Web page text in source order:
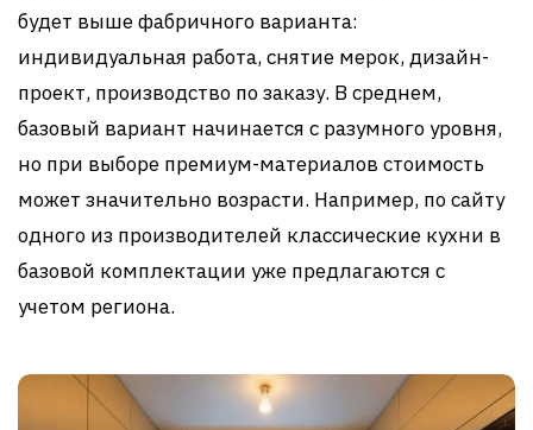
будет выше фабричного варианта:
индивидуальная работа, снятие мерок, дизайн-
проект, производство по заказу. В среднем,
базовый вариант начинается с разумного уровня,
но при выборе премиум-материалов стоимость
может значительно возрасти. Например, по сайту
одного из производителей классические кухни в
базовой комплектации уже предлагаются с
учетом региона.